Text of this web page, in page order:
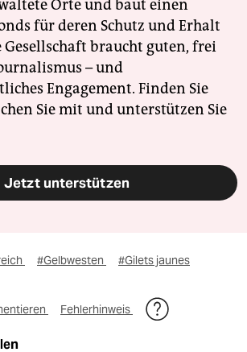
Orte und baut einen
für deren Schutz und Erhalt
Gesellschaft braucht guten, frei
– und
Engagement. Finden Sie
Sie mit und unterstützen Sie
Jetzt unterstützen
#Gelbwesten #Gilets jaunes
Fehlerhinweis